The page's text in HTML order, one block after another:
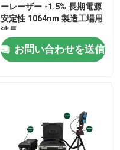
ーレーザー -1.5% 長期電源
安定性 1064nm 製造工場用
波長
お問い合わせを送信